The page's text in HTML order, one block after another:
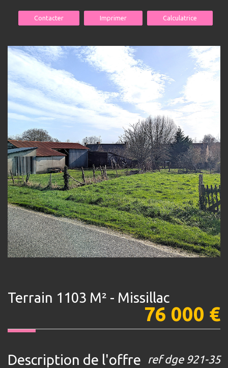
Contacter Imprimer Calculatrice
Terrain 1103 M² - Missillac
76 000 €
description de l'offre ref dge 921-35